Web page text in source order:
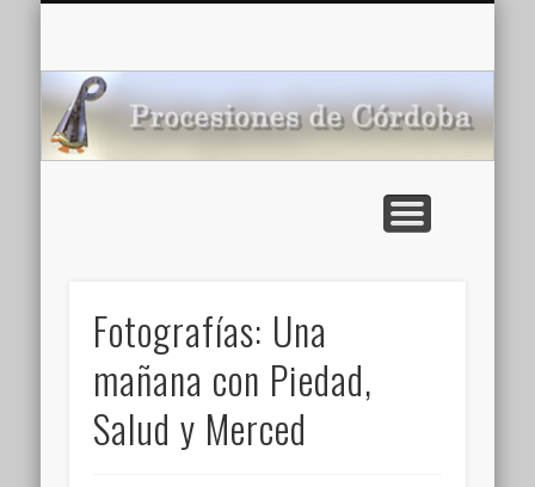
Fotografías: Una
mañana con Piedad,
Salud y Merced